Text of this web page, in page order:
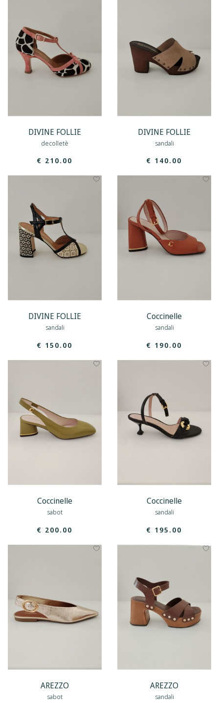
DIVINE FOLLIE
decolletè
€ 210.00
DIVINE FOLLIE
sandali
€ 140.00
DIVINE FOLLIE
sandali
€ 150.00
Coccinelle
sandali
€ 190.00
Coccinelle
sabot
€ 200.00
Coccinelle
sandali
€ 195.00
AREZZO
sabot
AREZZO
sandali